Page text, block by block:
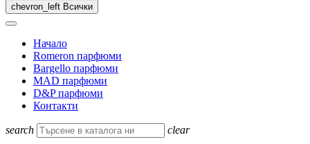
chevron_left Всички
Начало
Romeron парфюми
Bargello парфюми
MAD парфюми
D&P парфюми
Контакти
search clear